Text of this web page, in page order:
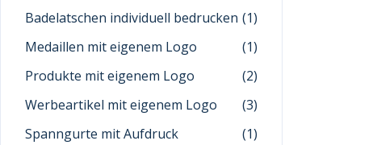
Badelatschen individuell bedrucken (1)
Medaillen mit eigenem Logo
(1)
Produkte mit eigenem Logo
(2)
Werbeartikel mit eigenem Logo
(3)
Spanngurte mit Aufdruck
(1)